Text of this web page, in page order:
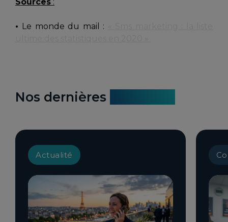
• Le monde du mail :
Nos dernières
Actualité